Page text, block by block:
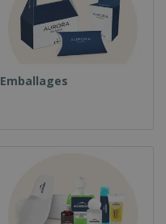
Emballages